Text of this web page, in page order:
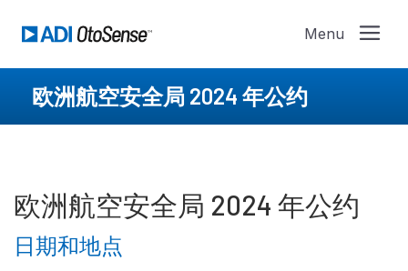
欧洲航空安全局 2024 年公约
欧洲航空安全局 2024 年公约
日期和地点